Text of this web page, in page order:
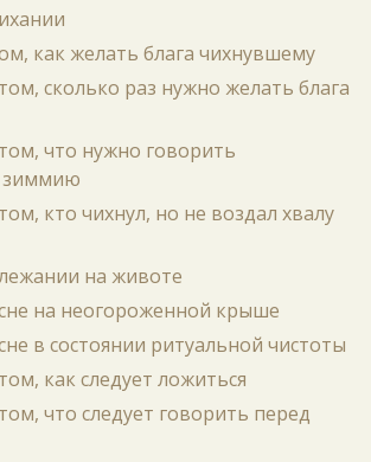
как желать блага чихнувшему
сколько раз нужно желать блага
что нужно говорить
зиммию
кто чихнул, но не воздал хвалу
на животе
на неогороженной крыше
в состоянии ритуальной чистоты
как следует ложиться
что следует говорить перед